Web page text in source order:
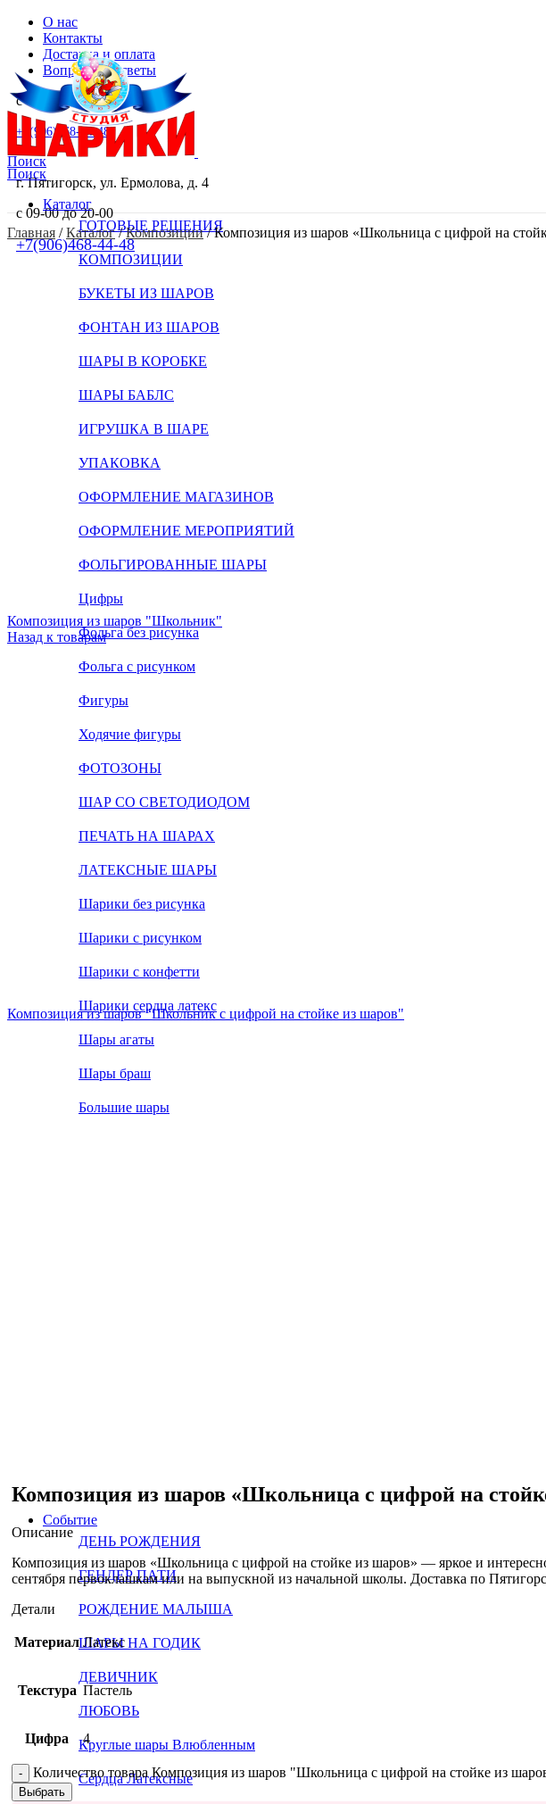
О нас
Контакты
Доставка и оплата
Вопросы и ответы
с 09-00 до 20-00
+7(906)468-44-48
Поиск
г. Пятигорск, ул. Ермолова, д. 4
с 09-00 до 20-00
+7(906)468-44-48
Поиск
Каталог
ГОТОВЫЕ РЕШЕНИЯ
КОМПОЗИЦИИ
БУКЕТЫ ИЗ ШАРОВ
ФОНТАН ИЗ ШАРОВ
ШАРЫ В КОРОБКЕ
ШАРЫ БАБЛС
ИГРУШКА В ШАРЕ
УПАКОВКА
ОФОРМЛЕНИЕ МАГАЗИНОВ
ОФОРМЛЕНИЕ МЕРОПРИЯТИЙ
ФОЛЬГИРОВАННЫЕ ШАРЫ
Цифры
Фольга без рисунка
Фольга с рисунком
Фигуры
Ходячие фигуры
ФОТОЗОНЫ
ШАР СО СВЕТОДИОДОМ
ПЕЧАТЬ НА ШАРАХ
ЛАТЕКСНЫЕ ШАРЫ
Шарики без рисунка
Шарики с рисунком
Шарики с конфетти
Шарики сердца латекс
Шары агаты
Шары браш
Большие шары
Событие
ДЕНЬ РОЖДЕНИЯ
ГЕНДЕР ПАТИ
РОЖДЕНИЕ МАЛЫША
ШАРЫ НА ГОДИК
ДЕВИЧНИК
ЛЮБОВЬ
Круглые шары Влюбленным
Сердца Латексные
Главная / Каталог / Композиции / Композиция из шаров «Школьница с цифрой на
Композиция из шаров "Школьник"
Назад к товарам
Композиция из шаров "Школьник с цифрой на стойке из шаров"
Композиция из шаров «Школьница с цифрой на
Описание
Композиция из шаров «Школьница с цифрой на стойке из шаров» — яркое и
сентября первоклашкам или на выпускной из начальной школы. Доставка по
Детали
Материал Латекс
Текстура Пастель
Цифра 4
Количество товара Композиция из шаров "Школьница с цифрой на стойке из
Выбрать